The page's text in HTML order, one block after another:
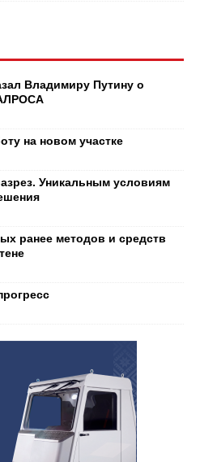
Владимиру Путину о
на новом участке
Уникальным условиям
ранее методов и средств